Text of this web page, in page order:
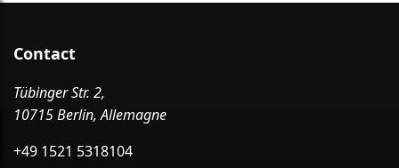
Contact
Tübinger Str. 2,
10715 Berlin, Allemagne
+49 1521 5318104